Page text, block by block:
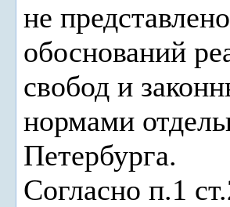
не
обоснований
свобод и
нормами
Петербурга.
Согласно п.1